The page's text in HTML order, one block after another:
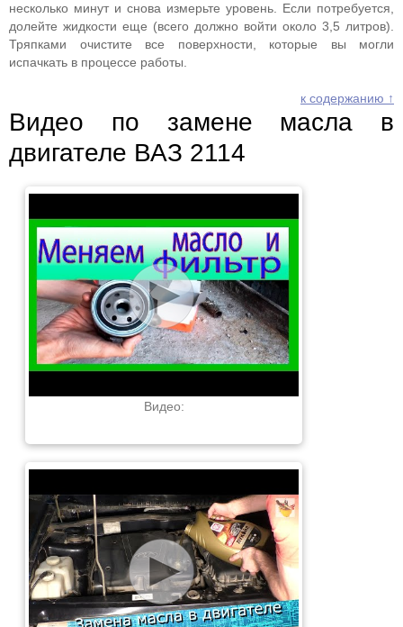
несколько минут и снова измерьте уровень. Если потребуется,
долейте жидкости еще (всего должно войти около 3,5 литров).
Тряпками очистите все поверхности, которые вы могли
испачкать в процессе работы.
к содержанию ↑
Видео по замене масла в
двигателе ВАЗ 2114
Видео: